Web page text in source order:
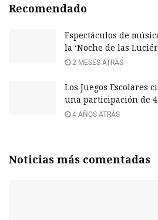
Recomendado
Espectáculos de
la ‘Noche de las
2 MESES ATRÁS
Los Juegos Escolares
una participación de
4 AÑOS ATRÁS
Noticias más comentadas